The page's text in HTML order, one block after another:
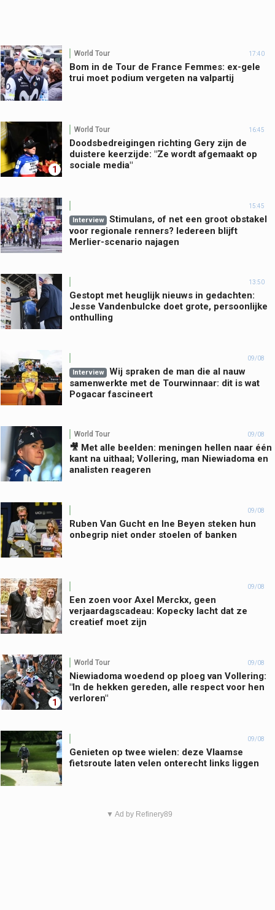
World Tour 17:40
Bom in de Tour de France Femmes: ex-gele
trui moet podium vergeten na valpartij
1
World Tour 16:45
Doodsbedreigingen richting Gery zijn de
duistere keerzijde: "Ze wordt afgemaakt op
sociale media"
15:45
Interview
Stimulans, of net een groot obstakel
voor regionale renners? Iedereen blijft
Merlier-scenario najagen
13:50
Gestopt met heuglijk nieuws in gedachten:
Jesse Vandenbulcke doet grote, persoonlijke
onthulling
09/08
Interview
Wij spraken de man die al nauw
samenwerkte met de Tourwinnaar: dit is wat
Pogacar fascineert
World Tour 09/08
🎥 Met alle beelden: meningen hellen naar één
kant na uithaal; Vollering, man Niewiadoma en
analisten reageren
09/08
Ruben Van Gucht en Ine Beyen steken hun
onbegrip niet onder stoelen of banken
09/08
Een zoen voor Axel Merckx, geen
verjaardagscadeau: Kopecky lacht dat ze
creatief moet zijn
1
World Tour 09/08
Niewiadoma woedend op ploeg van Vollering:
"In de hekken gereden, alle respect voor hen
verloren"
09/08
Genieten op twee wielen: deze Vlaamse
fietsroute laten velen onterecht links liggen
▼ Ad by Refinery89